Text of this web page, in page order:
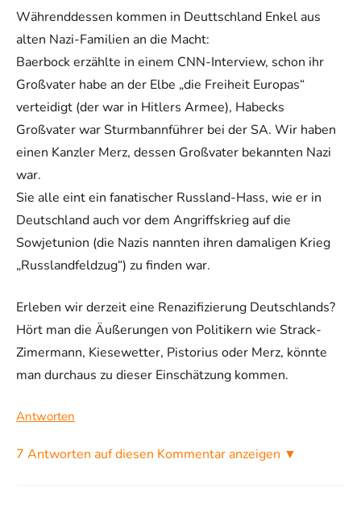
Währenddessen kommen in Deuttschland Enkel aus
alten Nazi-Familien an die Macht:
Baerbock erzählte in einem CNN-Interview, schon ihr
Großvater habe an der Elbe „die Freiheit Europas“
verteidigt (der war in Hitlers Armee), Habecks
Großvater war Sturmbannführer bei der SA. Wir haben
einen Kanzler Merz, dessen Großvater bekannten Nazi
war.
Sie alle eint ein fanatischer Russland-Hass, wie er in
Deutschland auch vor dem Angriffskrieg auf die
Sowjetunion (die Nazis nannten ihren damaligen Krieg
„Russlandfeldzug“) zu finden war.
Erleben wir derzeit eine Renazifizierung Deutschlands?
Hört man die Äußerungen von Politikern wie Strack-
Zimermann, Kiesewetter, Pistorius oder Merz, könnte
man durchaus zu dieser Einschätzung kommen.
Antworten
7 Antworten auf diesen Kommentar anzeigen ▼